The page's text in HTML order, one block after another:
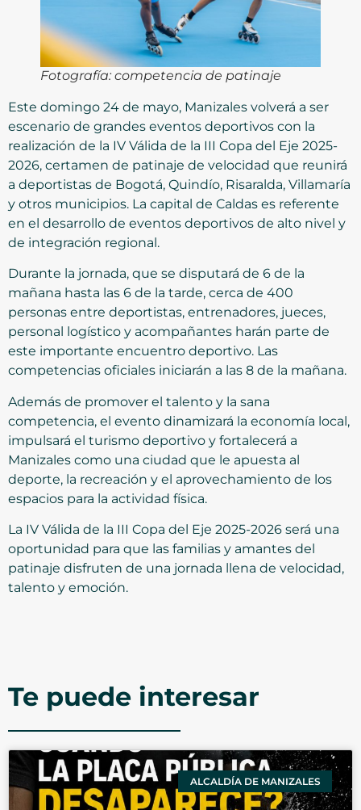
Fotografía: competencia de patinaje
Este domingo 24 de mayo, Manizales volverá a ser
escenario de grandes eventos deportivos con la
realización de la IV Válida de la III Copa del Eje 2025-
2026, certamen de patinaje de velocidad que reunirá
a deportistas de Bogotá, Quindío, Risaralda, Villamaría
y otros municipios. La capital de Caldas es referente
en el desarrollo de eventos deportivos de alto nivel y
de integración regional.
Durante la jornada, que se disputará de 6 de la
mañana hasta las 6 de la tarde, cerca de 400
personas entre deportistas, entrenadores, jueces,
personal logístico y acompañantes harán parte de
este importante encuentro deportivo. Las
competencias oficiales iniciarán a las 8 de la mañana.
Además de promover el talento y la sana
competencia, el evento dinamizará la economía local,
impulsará el turismo deportivo y fortalecerá a
Manizales como una ciudad que le apuesta al
deporte, la recreación y el aprovechamiento de los
espacios para la actividad física.
La IV Válida de la III Copa del Eje 2025-2026 será una
oportunidad para que las familias y amantes del
patinaje disfruten de una jornada llena de velocidad,
talento y emoción.
Te puede interesar
ALCALDÍA DE MANIZALES